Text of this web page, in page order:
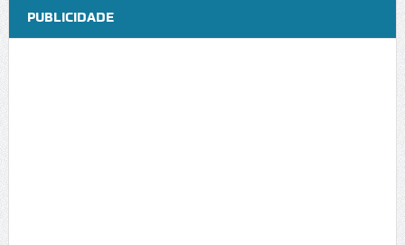
PUBLICIDADE